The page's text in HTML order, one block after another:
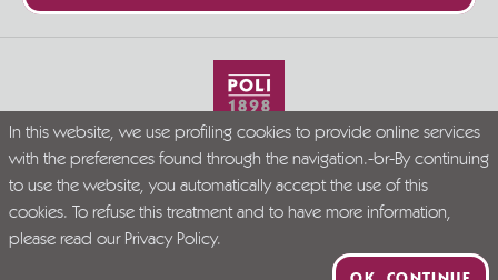
Live Grappa responsibly
© Grappa.com
P.I. 02723300246
PR VENETO FESR 2021-2027. DGR N. 339/2023
In this website, we use profiling cookies to provide online services
with the preferences found through the navigation.-br-By continuing
to use the website, you automatically accept the use of this
cookies. To refuse this treatment and to have more information,
please read our Privacy Policy.